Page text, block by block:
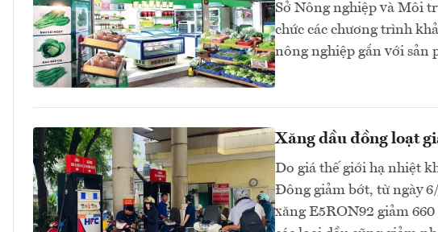
Sở Nông nghiệp và Môi
chức các chương trình
nông nghiệp gắn với sản
Xăng dầu đồng loạt
Do giá thế giới hạ nhiệt
Đông giảm bớt, từ ngày
xăng E5RON92 giảm